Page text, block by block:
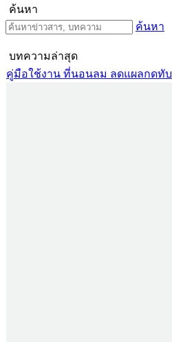
ค้นหา
ค้นหา
บทความล่าสุด
คู่มือใช้งาน ที่นอนลม ลดแผลกดทับ